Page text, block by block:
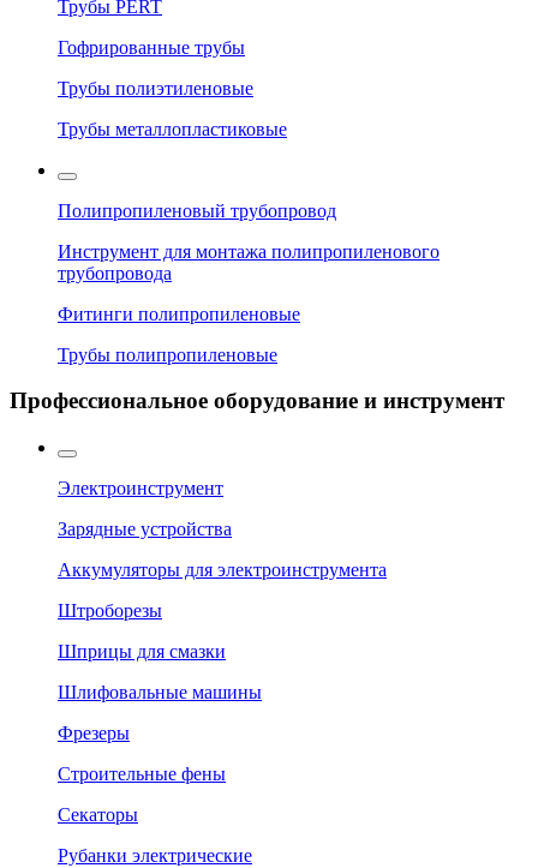
Трубы PERT
Гофрированные трубы
Трубы полиэтиленовые
Трубы металлопластиковые
Полипропиленовый трубопровод
Инструмент для монтажа полипропиленового
трубопровода
Фитинги полипропиленовые
Трубы полипропиленовые
Профессиональное оборудование и инструмент
Электроинструмент
Зарядные устройства
Аккумуляторы для электроинструмента
Штроборезы
Шприцы для смазки
Шлифовальные машины
Фрезеры
Строительные фены
Секаторы
Рубанки электрические